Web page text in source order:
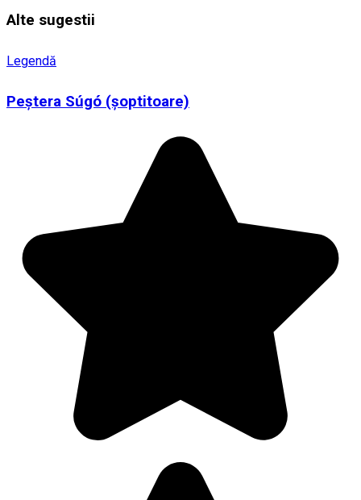
Alte sugestii
Legendă
Peștera Súgó (șoptitoare)